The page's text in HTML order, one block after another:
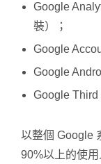
Google
裝）；
Google
Google
Google Third
以整個 Google
90%以上的使